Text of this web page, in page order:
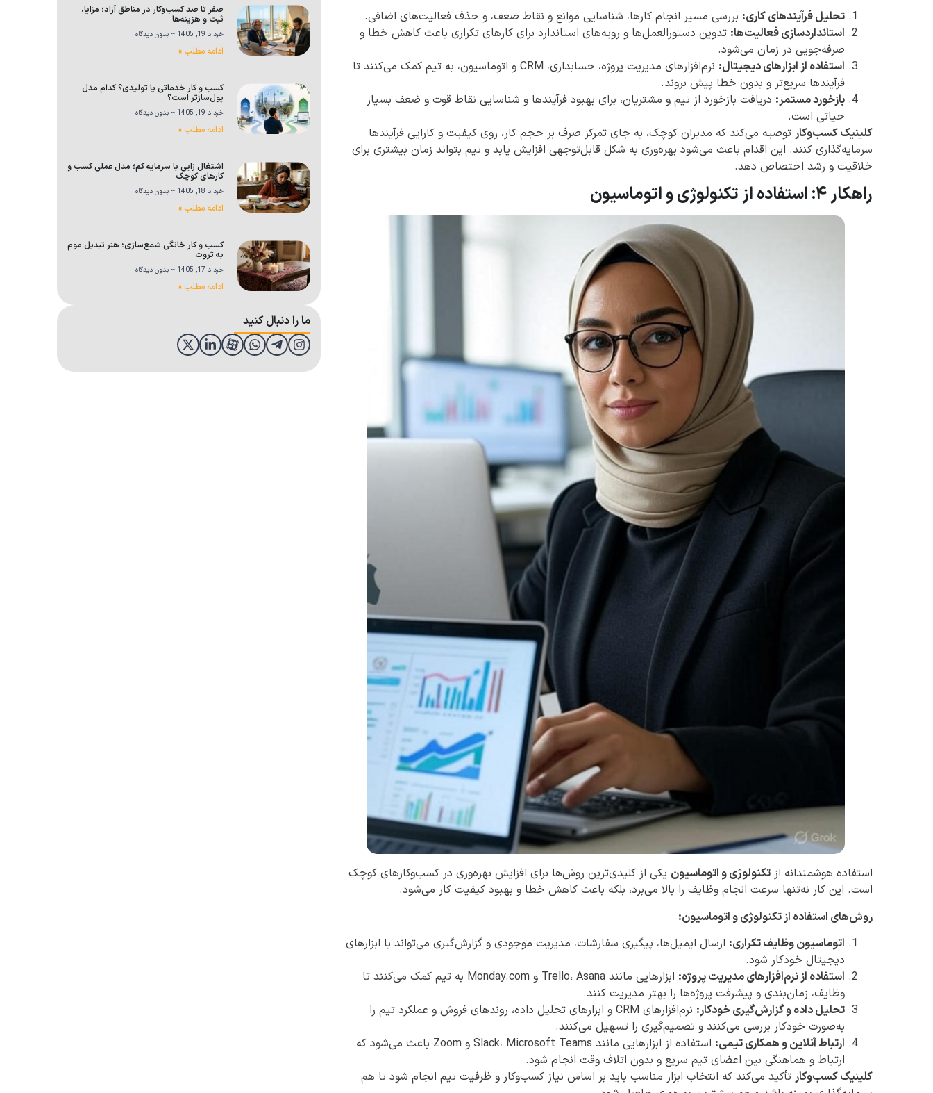
تحلیل فرآیندهای کاری: بررسی مسیر انجام کارها، شناسایی موانع و نقاط ضعف، و حذف فعالیت‌های اضافی.
استانداردسازی فعالیت‌ها: تدوین دستورالعمل‌ها و رویه‌های استاندارد برای کارهای تکراری باعث کاهش خطا و
صرفه‌جویی در زمان می‌شود.
استفاده از ابزارهای دیجیتال:
نرم‌افزارهای مدیریت پروژه، حسابداری، CRM و اتوماسیون، به تیم کمک می‌کنند تا
فرآیندها سریع‌تر و بدون خطا پیش بروند.
بازخورد مستمر: دریافت بازخورد از تیم و مشتریان، برای بهبود فرآیندها و شناسایی نقاط قوت و ضعف بسیار
حیاتی است.
کلینیک کسب‌وکار توصیه می‌کند که مدیران کوچک، به جای تمرکز صرف بر حجم کار، روی کیفیت و کارایی فرآیندها
سرمایه‌گذاری کنند. این اقدام باعث می‌شود بهره‌وری به شکل قابل‌توجهی افزایش یابد و تیم بتواند زمان بیشتری برای
خلاقیت و رشد اختصاص دهد.
راهکار ۴: استفاده از تکنولوژی و اتوماسیون
استفاده هوشمندانه از تکنولوژی و اتوماسیون یکی از کلیدی‌ترین روش‌ها برای افزایش بهره‌وری در کسب‌وکارهای کوچک
است. این کار نه‌تنها سرعت انجام وظایف را بالا می‌برد، بلکه باعث کاهش خطا و بهبود کیفیت کار می‌شود.
روش‌های استفاده از تکنولوژی و اتوماسیون:
اتوماسیون وظایف تکراری: ارسال ایمیل‌ها، پیگیری سفارشات، مدیریت موجودی و گزارش‌گیری می‌تواند با ابزارهای
دیجیتال خودکار شود.
استفاده از نرم‌افزارهای مدیریت پروژه:
ابزارهایی مانند Trello، Asana و Monday.com به تیم کمک می‌کنند تا
وظایف، زمان‌بندی و پیشرفت پروژه‌ها را بهتر مدیریت کنند.
تحلیل داده و گزارش‌گیری خودکار:
نرم‌افزارهای CRM و ابزارهای تحلیل داده، روندهای فروش و عملکرد تیم را
به‌صورت خودکار بررسی می‌کنند و تصمیم‌گیری را تسهیل می‌کنند.
ارتباط آنلاین و همکاری تیمی:
استفاده از ابزارهایی مانند Slack، Microsoft Teams و Zoom باعث می‌شود که
ارتباط و هماهنگی بین اعضای تیم سریع و بدون اتلاف وقت انجام شود.
کلینیک کسب‌وکار تأکید می‌کند که انتخاب ابزار مناسب باید بر اساس نیاز کسب‌وکار و ظرفیت تیم انجام شود تا هم
صفر تا صد کسب‌وکار در مناطق آزاد؛ مزایا،
ثبت و هزینه‌ها
خرداد 19, 1405 بدون دیدگاه
ادامه مطلب »
کسب و کار خدماتی یا تولیدی؟ کدام مدل
پول‌سازتر است؟
خرداد 19, 1405 بدون دیدگاه
ادامه مطلب »
اشتغال زایی با سرمایه کم؛ مدل عملی کسب و
کارهای کوچک
خرداد 18, 1405 بدون دیدگاه
ادامه مطلب »
کسب و کار خانگی شمع‌سازی؛ هنر تبدیل موم
به ثروت
خرداد 17, 1405 بدون دیدگاه
ادامه مطلب »
ما را دنبال کنید